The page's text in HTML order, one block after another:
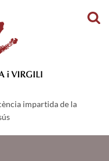
impartida de la